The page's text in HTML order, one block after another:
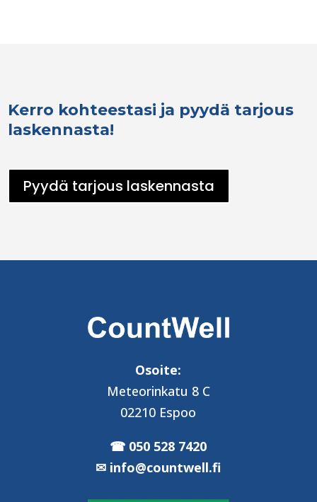
Kerro kohteestasi ja pyydä tarjous
laskennasta!
Pyydä tarjous laskennasta
Osoite:
Meteorinkatu 8 C
02210 Espoo
050 528 7420
info@countwell.fi